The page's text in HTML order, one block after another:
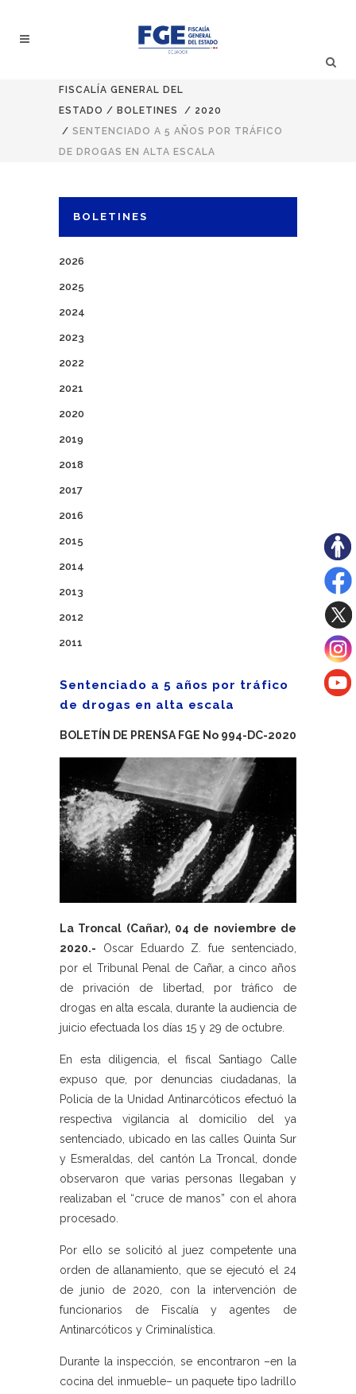
FISCALÍA GENERAL DEL
ESTADO / BOLETINES / 2020
/ SENTENCIADO A 5 AÑOS POR TRÁFICO
DE DROGAS EN ALTA ESCALA
BOLETINES
2026
2025
2024
2023
2022
2021
2020
2019
2018
2017
2016
2015
2014
2013
2012
2011
Sentenciado a 5 años por tráfico
de drogas en alta escala
BOLETÍN DE PRENSA FGE No 994-DC-2020
La Troncal (Cañar), 04 de noviembre de
2020.- Oscar Eduardo Z. fue sentenciado,
por el Tribunal Penal de Cañar, a cinco años
de privación de libertad, por tráfico de
drogas en alta escala, durante la audiencia de
juicio efectuada los días 15 y 29 de octubre.
En esta diligencia, el fiscal Santiago Calle
expuso que, por denuncias ciudadanas, la
Policía de la Unidad Antinarcóticos efectuó la
respectiva vigilancia al domicilio del ya
sentenciado, ubicado en las calles Quinta Sur
y Esmeraldas, del cantón La Troncal, donde
observaron que varias personas llegaban y
realizaban el “cruce de manos” con el ahora
procesado.
Por ello se solicitó al juez competente una
orden de allanamiento, que se ejecutó el 24
de junio de 2020, con la intervención de
funcionarios de Fiscalía y agentes de
Antinarcóticos y Criminalística.
Durante la inspección, se encontraron –en la
cocina del inmueble– un paquete tipo ladrillo